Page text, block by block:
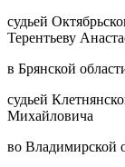
судьей
Терентьеву
в Брянской
судьей
Михайловича
во Владимирской